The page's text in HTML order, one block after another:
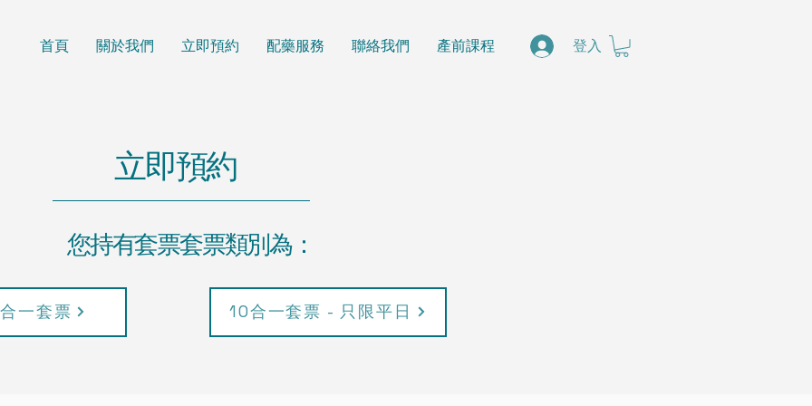
首頁 關於我們 立即預約 配藥服務 聯絡我們 產前課程 登入
立即預約
您持有套票套票類別為：
一套票 10合一套票 - 只限平日